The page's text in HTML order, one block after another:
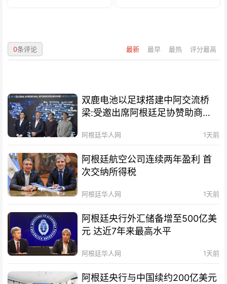
最新 最早 最热 评分最高
0条评论
双鹿电池以足球搭建中阿交流桥
梁:受邀出席阿根廷足协赞助商招
阿根廷华人网 1天前
阿根廷航空公司连续两年盈利 首
次交纳所得税
阿根廷华人网 1天前
阿根廷央行外汇储备增至500亿美
元 达近7年来最高水平
阿根廷华人网 1天前
阿根廷央行与中国续约200亿美元